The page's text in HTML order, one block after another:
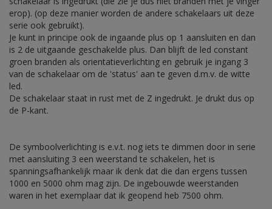
erop). (op deze manier worden de andere schakelaars uit deze
serie ook gebruikt).
Je kunt in principe ook de ingaande plus op 1 aansluiten en dan
is 2 de uitgaande geschakelde plus. Dan blijft de led constant
groen branden als orientatieverlichting en gebruik je ingang 3
van de schakelaar om de 'status' aan te geven d.m.v. de witte
led.
De schakelaar staat in rust met de Z ingedrukt. Je drukt dus op
de P-kant.
De symboolverlichting is e.v.t. nog iets te dimmen door in serie
met aansluiting 3 een weerstand te schakelen, het is
spanningsafhankelijk maar ik denk dat die dan ergens tussen
1000 en 5000 ohm mag zijn. De ingebouwde weerstanden
waren in het exemplaar dat ik geopend heb 7500 ohm.